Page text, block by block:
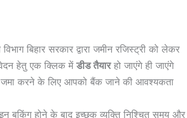
बिहार सरकार द्वारा जमीन रजिस्ट्री को लेकर
हेतु एक क्लिक में डीड तैयारहो जाएंगे ही जाएंगे
जमा करने के लिए आपको बैंक जाने की आवश्यकता
बुकिंग होने के बाद इच्छुक व्यक्ति निश्चित समय और